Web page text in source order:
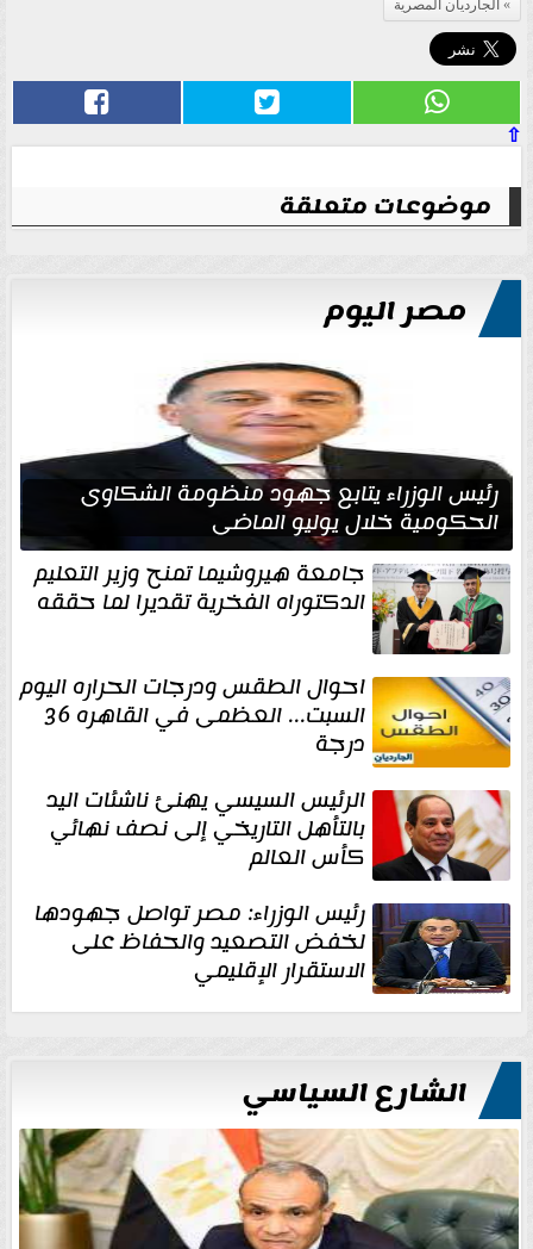
الجارديان المصرية
⇧
موضوعات متعلقة
مصر اليوم
رئيس الوزراء يتابع جهود منظومة الشكاوى
الحكومية خلال يوليو الماضي
جامعة هيروشيما تمنح وزير التعليم
الدكتوراه الفخرية تقديرا لما حققه
احوال الطقس ودرجات الحراره اليوم
السبت... العظمى في القاهره 36
درجة
الرئيس السيسي يهنئ ناشئات اليد
بالتأهل التاريخي إلى نصف نهائي
كأس العالم
رئيس الوزراء: مصر تواصل جهودها
لخفض التصعيد والحفاظ على
الاستقرار الإقليمي
الشارع السياسي